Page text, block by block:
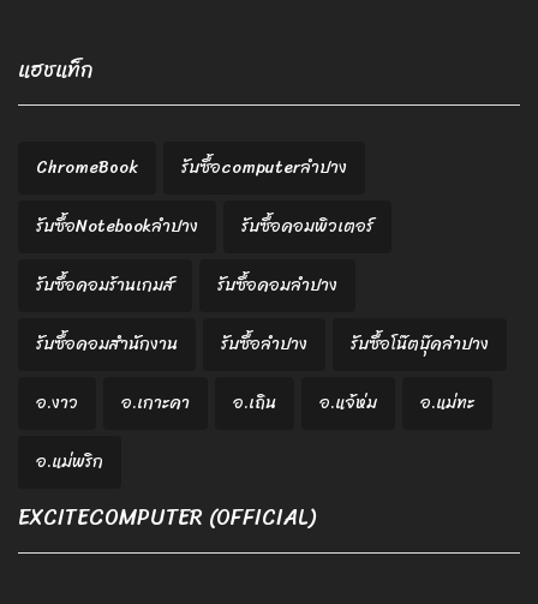
แฮชแท็ก
ChromeBook
รับซื้อcomputerลำปาง
รับซื้อNotebookลำปาง
รับซื้อคอมพิวเตอร์
รับซื้อคอมร้านเกมส์
รับซื้อคอมลำปาง
รับซื้อคอมสำนักงาน
รับซื้อลำปาง
รับซื้อโน๊ตบุ๊คลำปาง
อ.งาว
อ.เกาะคา อ.เถิน อ.แจ้ห่ม
อ.แม่ทะ
อ.แม่พริก
EXCITECOMPUTER (OFFICIAL)